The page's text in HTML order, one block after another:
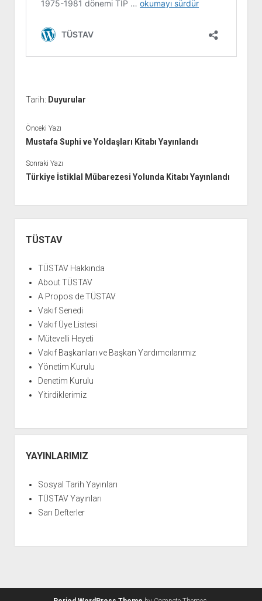
Tarih: Duyurular
Önceki Yazı
Mustafa Suphi ve Yoldaşları Kitabı Yayınlandı
Sonraki Yazı
Türkiye İstiklal Mübarezesi Yolunda Kitabı Yayınlandı
Menü
TÜSTAV
TÜSTAV Hakkında
About TÜSTAV
A Propos de TÜSTAV
Vakıf Senedi
Vakıf Üye Listesi
Mütevelli Heyeti
Vakıf Başkanları ve Başkan Yardımcılarımız
Yönetim Kurulu
Denetim Kurulu
Yitirdiklerimiz
YAYINLARIMIZ
Sosyal Tarih Yayınları
TÜSTAV Yayınları
Sarı Defterler